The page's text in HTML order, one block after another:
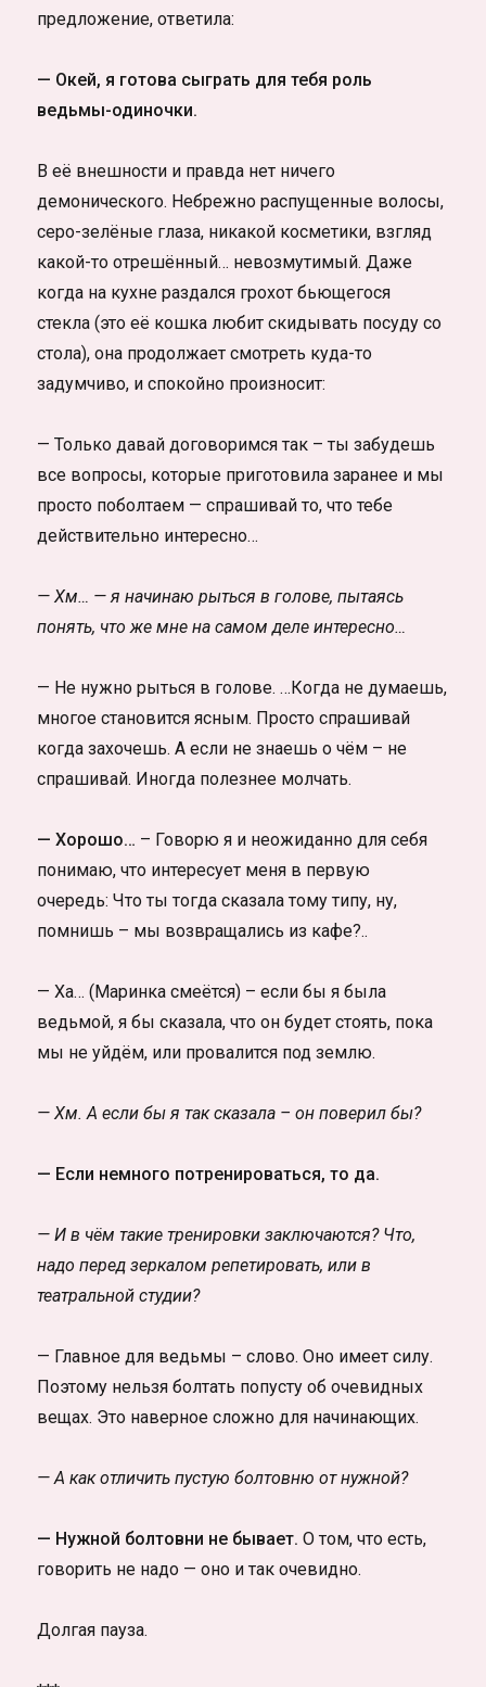
предложение, ответила:
— Окей, я готова сыграть для тебя роль
ведьмы-одиночки.
В её внешности и правда нет ничего
демонического. Небрежно распущенные волосы,
серо-зелёные глаза, никакой косметики, взгляд
какой-то отрешённый… невозмутимый. Даже
когда на кухне раздался грохот бьющегося
стекла (это её кошка любит скидывать посуду со
стола), она продолжает смотреть куда-то
задумчиво, и спокойно произносит:
— Только давай договоримся так – ты забудешь
все вопросы, которые приготовила заранее и мы
просто поболтаем — спрашивай то, что тебе
действительно интересно…
— Хм… — я начинаю рыться в голове, пытаясь
понять, что же мне на самом деле интересно…
— Не нужно рыться в голове. …Когда не думаешь,
многое становится ясным. Просто спрашивай
когда захочешь. А если не знаешь о чём – не
спрашивай. Иногда полезнее молчать.
— Хорошо… – Говорю я и неожиданно для себя
понимаю, что интересует меня в первую
очередь: Что ты тогда сказала тому типу, ну,
помнишь – мы возвращались из кафе?..
— Ха… (Маринка смеётся) – если бы я была
ведьмой, я бы сказала, что он будет стоять, пока
мы не уйдём, или провалится под землю.
— Хм. А если бы я так сказала – он поверил бы?
— Если немного потренироваться, то да.
— И в чём такие тренировки заключаются? Что,
надо перед зеркалом репетировать, или в
театральной студии?
— Главное для ведьмы – слово. Оно имеет силу.
Поэтому нельзя болтать попусту об очевидных
вещах. Это наверное сложно для начинающих.
— А как отличить пустую болтовню от нужной?
— Нужной болтовни не бывает. О том, что есть,
говорить не надо — оно и так очевидно.
Долгая пауза.